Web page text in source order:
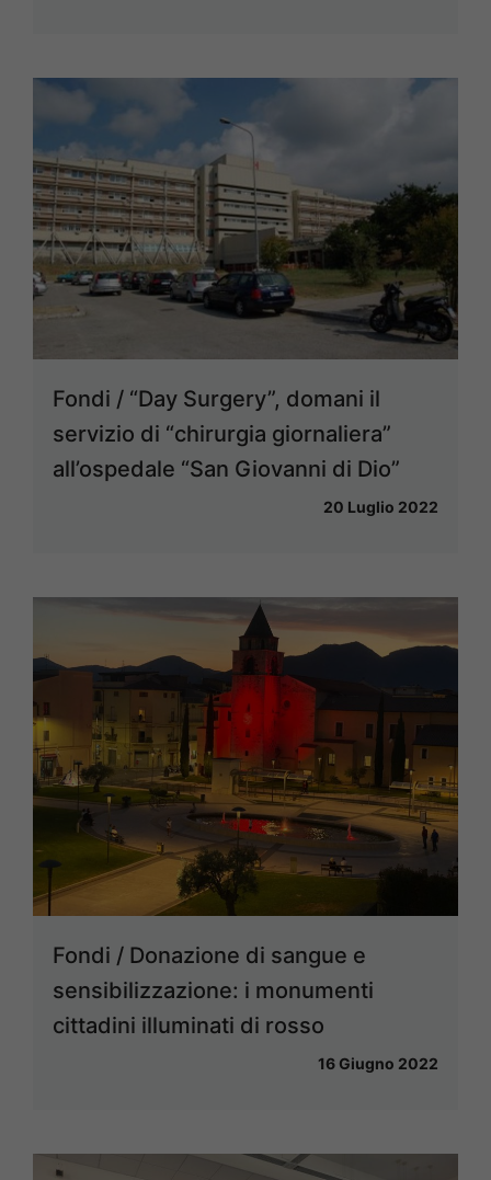
Fondi / “Day Surgery”, domani il
servizio di “chirurgia giornaliera”
all’ospedale “San Giovanni di Dio”
20 Luglio 2022
Fondi / Donazione di sangue e
sensibilizzazione: i monumenti
cittadini illuminati di rosso
16 Giugno 2022